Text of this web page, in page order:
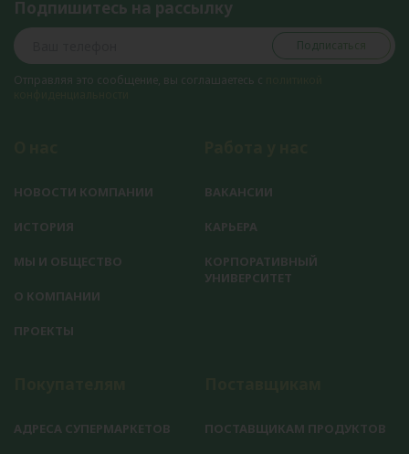
Подпишитесь на рассылку
Подписаться
Отправляя это сообщение, вы соглашаетесь с
НОВОСТИ КОМПАНИИ
ИСТОРИЯ
МЫ И ОБЩЕСТВО
О КОМПАНИИ
ПРОЕКТЫ
ВАКАНСИИ
КАРЬЕРА
КОРПОРАТИВНЫЙ
УНИВЕРСИТЕТ
АДРЕСА СУПЕРМАРКЕТОВ ПОСТАВЩИКАМ ПРОДУКТОВ